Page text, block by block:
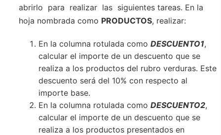
abrirlo para realizar las siguientes tareas. En la
hoja nombrada como PRODUCTOS, realizar:
En la columna rotulada como DESCUENTO1,
calcular el importe de un descuento que se
realiza a los productos del rubro verduras. Este
descuento será del 10% con respecto al
importe base.
En la columna rotulada como DESCUENTO2,
calcular el importe de un descuento que se
realiza a los productos presentados en